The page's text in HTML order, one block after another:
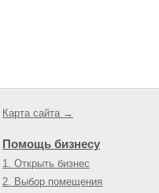
Карта сайта →
Помощь бизнесу
1. Открыть бизнес
2. Выбор помещения